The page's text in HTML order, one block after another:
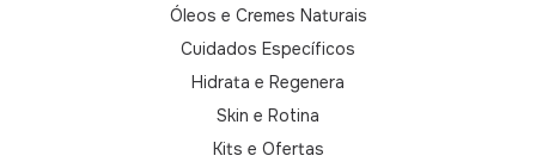
Óleos e Cremes Naturais
Cuidados Específicos
Hidrata e Regenera
Skin e Rotina
Kits e Ofertas